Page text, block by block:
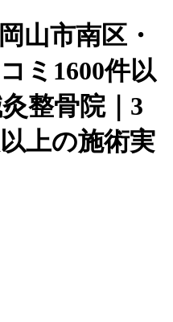
山市南区・
ミ1600件以
整骨院｜3
上の施術実